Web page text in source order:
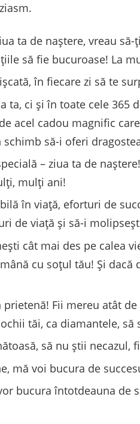
ta de naștere, vreau
să fie bucuroase! La
în fiecare zi să te
ta, ci și în toate cele 365
acel cadou magnific
să-i oferi
– ziua ta de
mulți ani!
în viață, eforturi de
de viață și să-i
cât mai des pe calea
cu soțul tău! Și
Fii mereu atât
tăi, ca diamantele, să
să nu știi
mă voi bucura de
bucura întotdeauna de